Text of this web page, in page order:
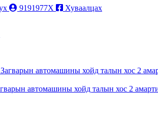
9191977X
Хуваалцах
автомашины хойд талын хос 2